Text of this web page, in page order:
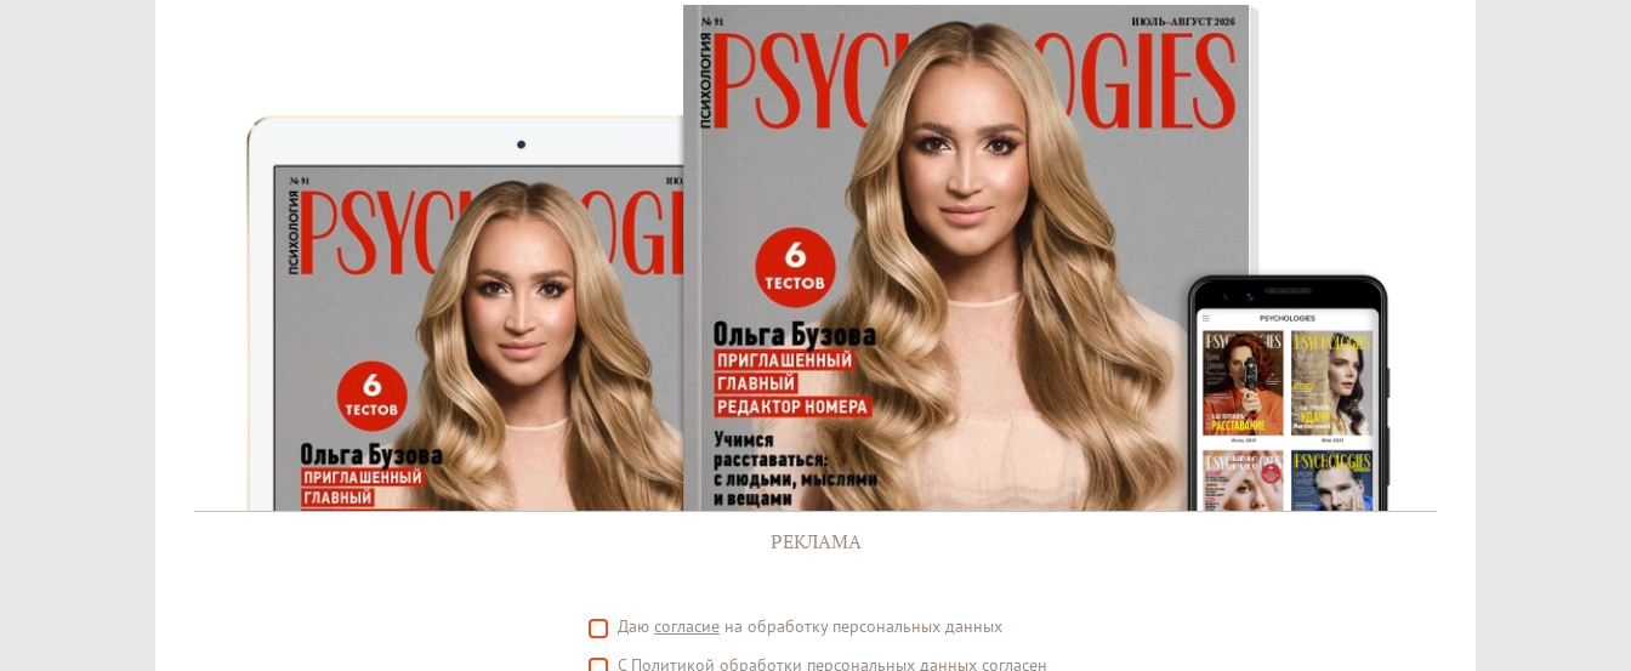
РЕКЛАМА
Даю согласие на обработку персональных данных
С Политикой обработки персональных данных согласен